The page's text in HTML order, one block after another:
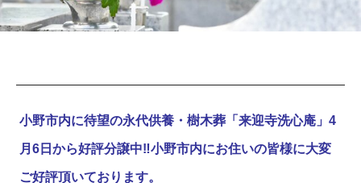
小野市内に待望の永代供養・樹木葬「来迎寺洗心庵」4
月6日から好評分譲中‼小野市内にお住いの皆様に大変
ご好評頂いております。